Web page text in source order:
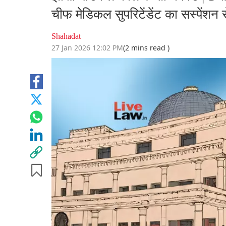
चीफ मेडिकल सुपरिटेंडेंट का सस्पेंशन
Shahadat
27 Jan 2026 12:02 PM(2 mins read )